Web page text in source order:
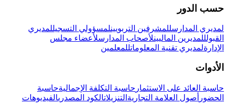
حسب الدور
لمديري المدارسللمشرفين التربويينلمسؤولي التسجيللمديري
القبولللمديرين الماليينلأصحاب المدارسلأعضاء مجلس
الإدارةلمديري تقنية المعلوماتللمعلمين
الأدوات
حاسبة العائد على الاستثمار حاسبة التكلفة الإجماليةحاسبة
الحضور أصول العلامة التجارية التنزيلاتالكود المصدريالفيديوهات